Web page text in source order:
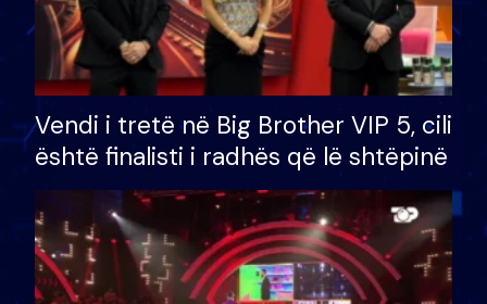
Vendi i tretë në Big Brother VIP 5, cili
është finalisti i radhës që lë shtëpinë